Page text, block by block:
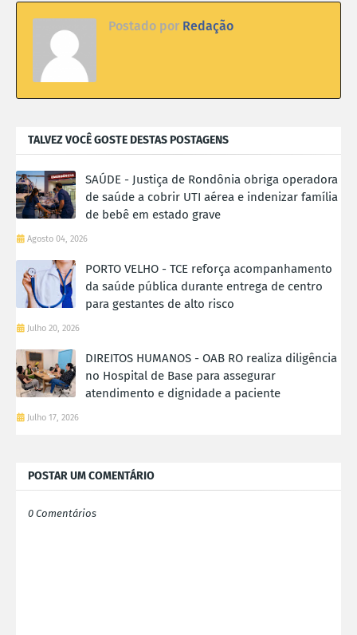
Postado por Redação
TALVEZ VOCÊ GOSTE DESTAS POSTAGENS
SAÚDE - Justiça de Rondônia obriga operadora
de saúde a cobrir UTI aérea e indenizar família
de bebê em estado grave
Agosto 04, 2026
PORTO VELHO - TCE reforça acompanhamento
da saúde pública durante entrega de centro
para gestantes de alto risco
Julho 20, 2026
DIREITOS HUMANOS - OAB RO realiza diligência
no Hospital de Base para assegurar
atendimento e dignidade a paciente
Julho 17, 2026
POSTAR UM COMENTÁRIO
0 Comentários